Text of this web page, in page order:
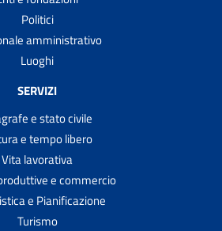
ceneri o resti mortali all'estero
cadaveri, ceneri o resti mortali
italiano
case di riposo e carceri
Politici
amministrativo
Luoghi
SERVIZI
e stato civile
e tempo libero
Vita lavorativa
e commercio
e Pianificazione
Turismo